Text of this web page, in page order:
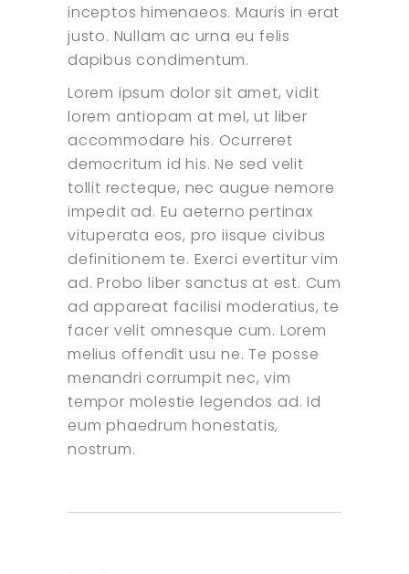
inceptos himenaeos. Mauris in erat
justo. Nullam ac urna eu felis
dapibus condimentum.
Lorem ipsum dolor sit amet, vidit
lorem antiopam at mel, ut liber
accommodare his. Ocurreret
democritum id his. Ne sed velit
tollit recteque, nec augue nemore
impedit ad. Eu aeterno pertinax
vituperata eos, pro iisque civibus
definitionem te. Exerci evertitur vim
ad. Probo liber sanctus at est. Cum
ad appareat facilisi moderatius, te
facer velit omnesque cum. Lorem
melius offendit usu ne. Te posse
menandri corrumpit nec, vim
tempor molestie legendos ad. Id
eum phaedrum honestatis,
nostrum.